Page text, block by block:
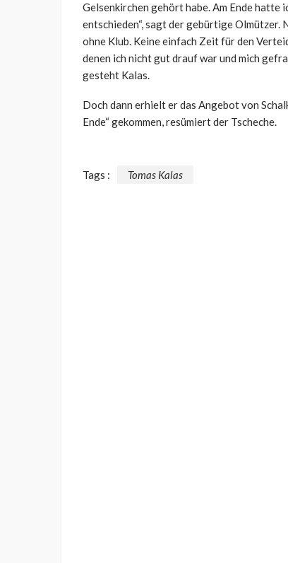
Gelsenkirchen gehört habe. Am Ende hatte
entschieden“, sagt der gebürtige
ohne Klub. Keine einfach Zeit für den
denen ich nicht gut drauf war und mich
gesteht Kalas.
Doch dann erhielt er das Angebot von
Ende“ gekommen, resümiert der Tscheche.
Tags : Tomas Kalas